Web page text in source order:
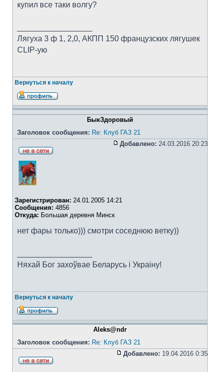
купил все таки волгу?
Лягуха 3 ф 1, 2,0, АКПП 150 французских лягушек
CLIP-ую
Вернуться к началу
БыкЗдоровый
Заголовок сообщения: Re: Клуб ГАЗ 21
Добавлено: 24.03.2016 20:23
Зарегистрирован: 24.01.2005 14:21
Сообщения: 4856
Откуда: Большая деревня Минск
нет фары только))) смотри соседнюю ветку))
Няхай Бог захоўвае Беларусь i Украiну!
Вернуться к началу
Aleks@ndr
Заголовок сообщения: Re: Клуб ГАЗ 21
Добавлено: 19.04.2016 0:35